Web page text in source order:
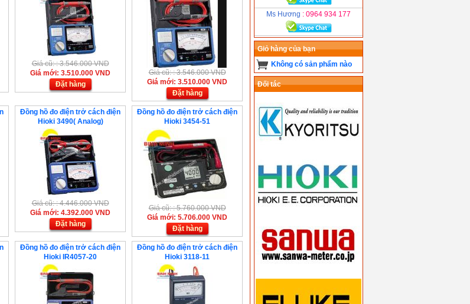
Giá cũ: : 3.546.000 VND
Giá mới: 3.510.000 VND
Đặt hàng
Giá cũ: : 3.546.000 VND
Giá mới: 3.510.000 VND
Đặt hàng
Đồng hồ đo điện trở cách điện
Hioki 3490( Analog)
Giá cũ: : 4.446.000 VND
Giá mới: 4.392.000 VND
Đặt hàng
Đồng hồ đo điện trở cách điện
Hioki 3454-51
Giá cũ: : 5.760.000 VND
Giá mới: 5.706.000 VND
Đặt hàng
Đồng hồ đo điện trở cách điện
Hioki IR4057-20
Đồng hồ đo điện trở cách điện
Hioki 3118-11
Ms Hương : 0964 934 177
Giỏ hàng của bạn
Không có sản phẩm nào
Đối tác